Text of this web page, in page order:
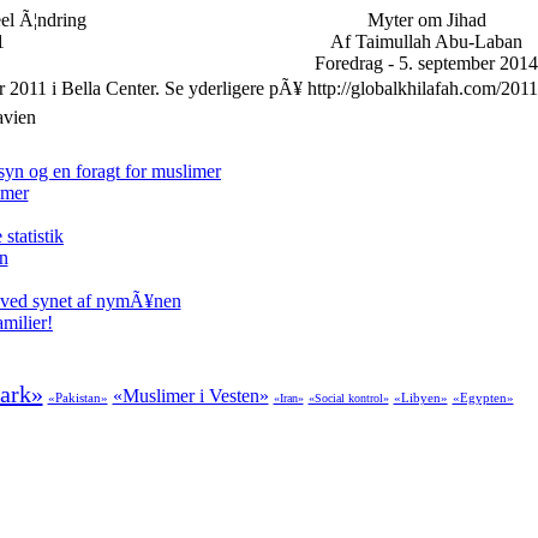
Myter om Jihad
Af Taimullah Abu-Laban
Foredrag - 5. september 2014
Ã¦ndring
i Bella Center. Se yderligere pÃ¥ http://globalkhilafah.com/2011
og en foragt for muslimer
statistik
synet af nymÃ¥nen
«Pakistan» «Muslimer i Vesten» «Iran» «Social kontrol» «Libyen» «Egypten»